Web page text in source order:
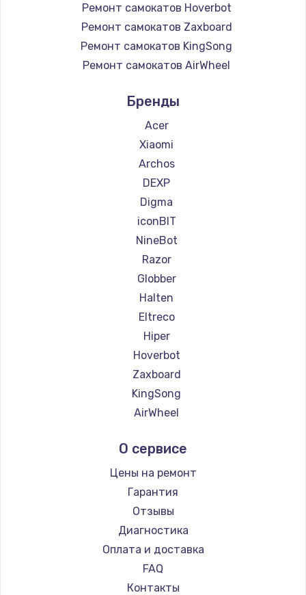
Ремонт самокатов Hoverbot
Ремонт самокатов Zaxboard
Ремонт самокатов KingSong
Ремонт самокатов AirWheel
Ремонт самокатов Hunter
Ремонт самокатов Shorner
Ремонт самокатов Joyor
Ремонт самокатов Minimotors
Ремонт самокатов Bork
Ремонт самокатов Segway
Ремонт самокатов KIRIN
Бренды
Acer
Xiaomi
Archos
DEXP
Digma
iconBIT
NineBot
Razor
Globber
Halten
Eltreco
Hiper
Hoverbot
Zaxboard
KingSong
AirWheel
Hunter
Shorner
Joyor
Minimotors
Bork
Segway
KIRIN
О сервисе
Цены на ремонт
Гарантия
Отзывы
Диагностика
Оплата и доставка
FAQ
Контакты